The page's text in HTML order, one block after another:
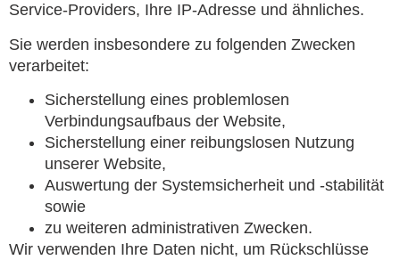
Service-Providers, Ihre IP-Adresse und ähnliches.
Sie werden insbesondere zu folgenden Zwecken
verarbeitet:
Sicherstellung eines problemlosen
Verbindungsaufbaus der Website,
Sicherstellung einer reibungslosen Nutzung
unserer Website,
Auswertung der Systemsicherheit und -stabilität
sowie
zu weiteren administrativen Zwecken.
Wir verwenden Ihre Daten nicht, um Rückschlüsse